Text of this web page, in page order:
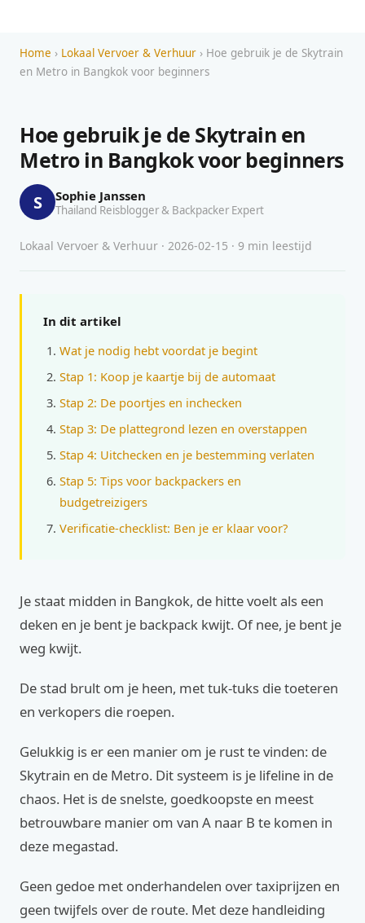
Home › Lokaal Vervoer & Verhuur › Hoe gebruik je de Skytrain
en Metro in Bangkok voor beginners
Hoe gebruik je de Skytrain en
Metro in Bangkok voor beginners
S Sophie Janssen
Thailand Reisblogger & Backpacker Expert
Lokaal Vervoer & Verhuur · 2026-02-15 · 9 min leestijd
In dit artikel
Wat je nodig hebt voordat je begint
Stap 1: Koop je kaartje bij de automaat
Stap 2: De poortjes en inchecken
Stap 3: De plattegrond lezen en overstappen
Stap 4: Uitchecken en je bestemming verlaten
Stap 5: Tips voor backpackers en
budgetreizigers
Verificatie-checklist: Ben je er klaar voor?
Je staat midden in Bangkok, de hitte voelt als een
deken en je bent je backpack kwijt. Of nee, je bent je
weg kwijt.
De stad brult om je heen, met tuk-tuks die toeteren
en verkopers die roepen.
Gelukkig is er een manier om je rust te vinden: de
Skytrain en de Metro. Dit systeem is je lifeline in de
chaos. Het is de snelste, goedkoopste en meest
betrouwbare manier om van A naar B te komen in
deze megastad.
Geen gedoe met onderhandelen over taxiprijzen en
geen twijfels over de route. Met deze handleiding